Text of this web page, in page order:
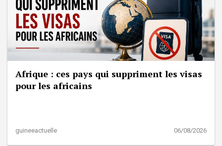
Afrique : ces pays qui suppriment les visas
pour les africains
guineeactuelle 06/08/2026